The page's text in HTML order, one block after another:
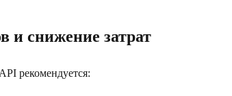
и снижение затрат
рекомендуется: